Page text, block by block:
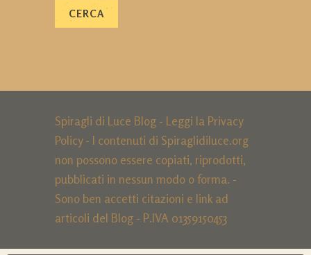
Spiragli di Luce Blog - Leggi la Privacy
Policy- I contenuti di Spiraglidiluce.org
non possono essere copiati, riprodotti,
pubblicati in nessun modo o forma. -
Sono ben accetti citazioni e link ad
articoli del Blog - P.IVA 01359150453